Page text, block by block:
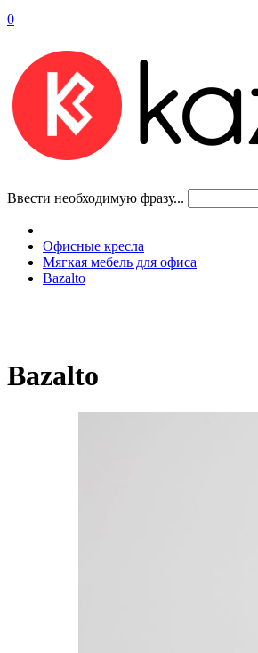
0
Ввести необходимую фразу...
Офисные кресла
Мягкая мебель для офиса
Bazalto
Bazalto